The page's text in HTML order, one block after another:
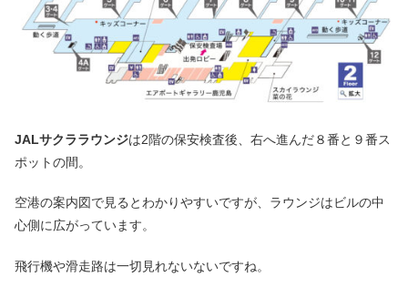
JALサクララウンジは2階の保安検査後、右へ進んだ８番と９番ス
ポットの間。
空港の案内図で見るとわかりやすいですが、ラウンジはビルの中
心側に広がっています。
飛行機や滑走路は一切見れないないですね。